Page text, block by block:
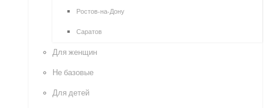
Ростов-на-Дону
Саратов
Для женщин
Не базовые
Для детей